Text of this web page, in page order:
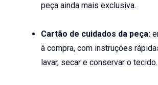
peça ainda mais exclusiva.
Cartão de cuidados da peça:
à compra, com instruções
lavar, secar e conservar o tecido.